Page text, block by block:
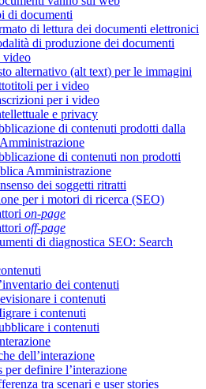
di documenti
di lettura dei documenti elettronici
di produzione dei documenti
video
alternativo (alt text) per le immagini
per i video
per i video
e privacy
di contenuti prodotti dalla
di contenuti non prodotti
Amministrazione
dei soggetti ritratti
per i motori di ricerca (SEO)
on-page
off-page
di diagnostica SEO: Search
dei contenuti
i contenuti
i contenuti
i contenuti
dell’interazione
per definire l’interazione
tra scenari e user stories